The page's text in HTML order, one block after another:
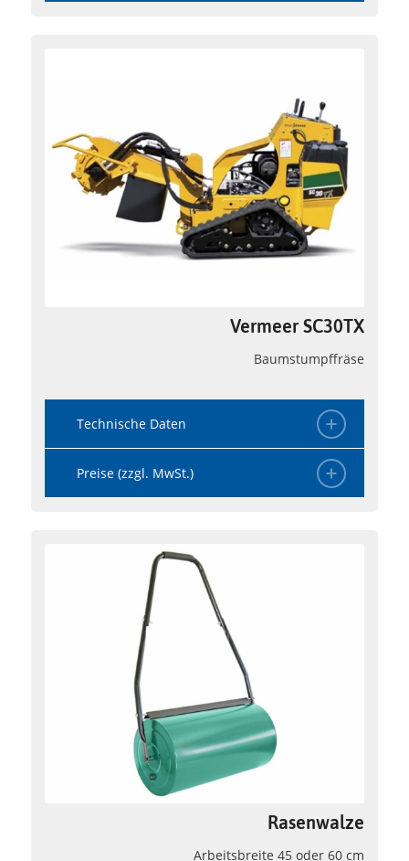
Vermeer SC30TX
Baumstumpffräse
Technische Daten
Preise (zzgl. MwSt.)
Rasenwalze
Arbeitsbreite 45 oder 60 cm